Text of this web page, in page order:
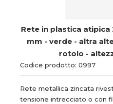
Rete in plastica atipica
mm - verde - altra
rotolo -
Codice prodotto: 0997
Rete metallica zincata
tensione intrecciato o con